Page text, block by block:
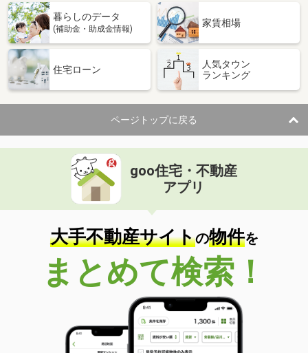
暮らしのデータ
(補助金・助成金情報)
家賃相場
住宅ローン
人気タウン
ランキング
ページトップに戻る
goo住宅・不動産
アプリ
大手不動産サイトの物件を
まとめて検索！